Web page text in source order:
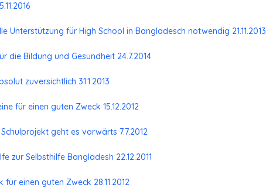
Unterstützung für High School in Bangladesch notwendig 21.11.2013
die Bildung und Gesundheit 24.7.2014
zuversichtlich 31.1.2013
für einen guten Zweck 15.12.2012
geht es vorwärts 7.7.2012
zur Selbsthilfe Bangladesh 22.12.2011
einen guten Zweck 28.11.2012